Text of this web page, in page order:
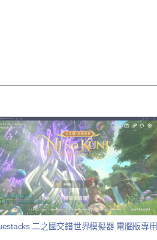
二之國交錯世界模擬器 電腦版專用